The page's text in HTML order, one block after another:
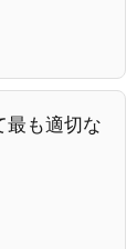
最も適切な